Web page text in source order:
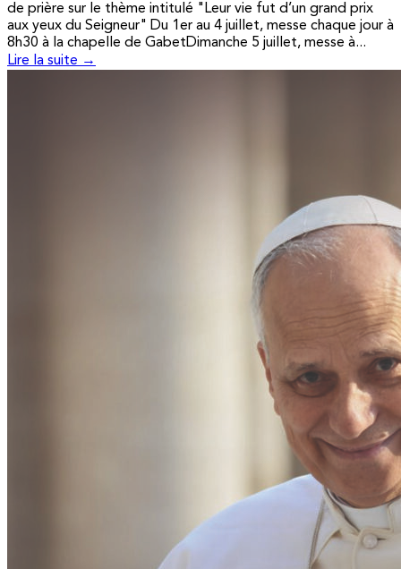
de prière sur le thème intitulé "Leur vie fut d’un grand prix
aux yeux du Seigneur" Du 1er au 4 juillet, messe chaque jour à
8h30 à la chapelle de GabetDimanche 5 juillet, messe à...
Lire la suite →